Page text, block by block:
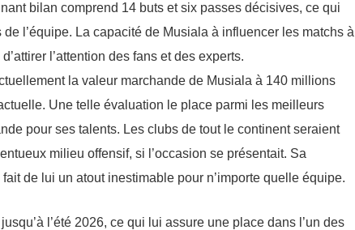
bilan comprend 14 buts et six passes décisives, ce qui
l’équipe. La capacité de Musiala à influencer les matchs à
l’attention des fans et des experts.
la valeur marchande de Musiala à 140 millions
Une telle évaluation le place parmi les meilleurs
pour ses talents. Les clubs de tout le continent seraient
milieu offensif, si l’occasion se présentait. Sa
de lui un atout inestimable pour n’importe quelle équipe.
l’été 2026, ce qui lui assure une place dans l’un des